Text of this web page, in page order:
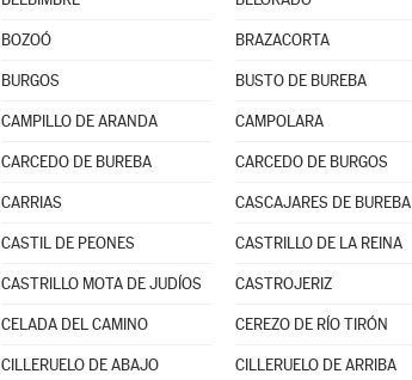
BOZOÓ BRAZACORTA
BURGOS BUSTO DE BUREBA
CAMPILLO DE ARANDA CAMPOLARA
CARCEDO DE BUREBA CARCEDO DE BURGOS
CARRIAS CASCAJARES DE BUREBA
CASTIL DE PEONES CASTRILLO DE LA REINA
CASTRILLO MOTA DE JUDÍOS CASTROJERIZ
CELADA DEL CAMINO CEREZO DE RÍO TIRÓN
CILLERUELO DE ABAJO CILLERUELO DE ARRIBA